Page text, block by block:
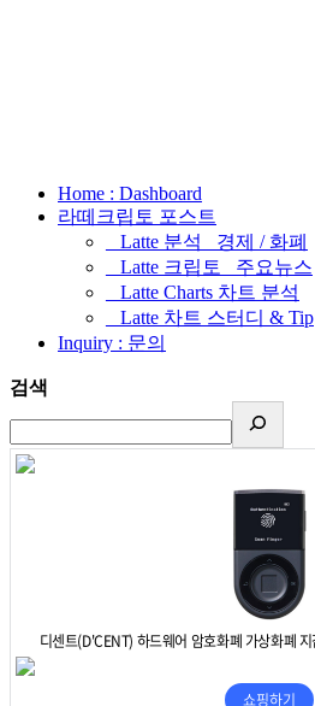
Home : Dashboard
라떼크립토 포스트
_ Latte 분석 _경제 / 화폐
_ Latte 크립토 _주요뉴스
_ Latte Charts 차트 분석
_ Latte 차트 스터디 & Tip
Inquiry : 문의
검색